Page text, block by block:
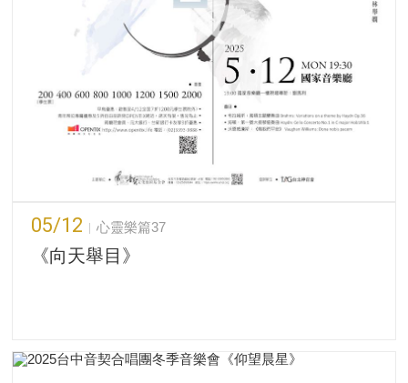
05/12 心靈樂篇37
《向天舉目》